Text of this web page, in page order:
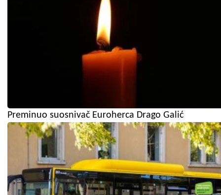
Preminuo suosnivač Euroherca Drago Galić